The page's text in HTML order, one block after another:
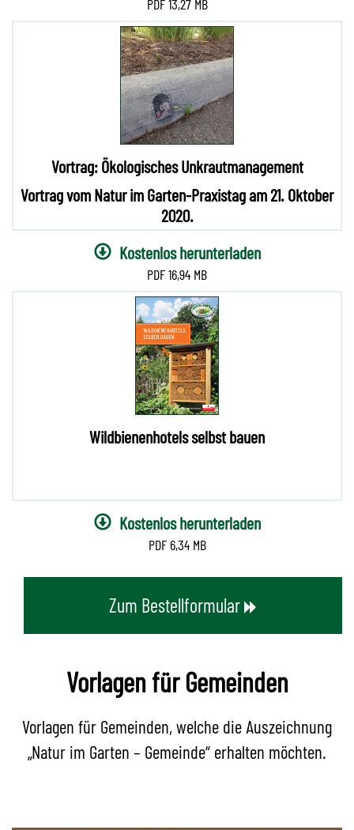
13,27 MB
Vortrag: Ökologisches Unkrautmanagement
Vortrag vom Natur im Garten-Praxistag am 21. Oktober
2020.
Kostenlos herunterladen
16,94 MB
Wildbienenhotels selbst bauen
Kostenlos herunterladen
6,34 MB
Zum Bestellformular
Vorlagen für Gemeinden
Vorlagen für Gemeinden, welche die Auszeichnung
„Natur im Garten – Gemeinde“ erhalten möchten.